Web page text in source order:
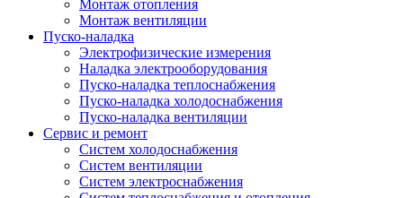
Монтаж отопления
Монтаж вентиляции
Пуско-наладка
Электрофизические измерения
Наладка электрооборудования
Пуско-наладка теплоснабжения
Пуско-наладка холодоснабжения
Пуско-наладка вентиляции
Сервис и ремонт
Систем холодоснабжения
Систем вентиляции
Систем электроснабжения